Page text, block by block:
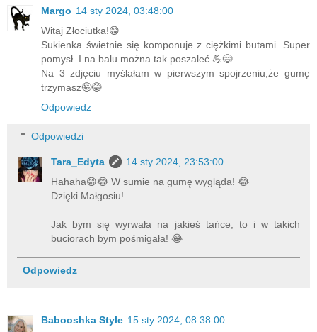
Margo 14 sty 2024, 03:48:00
Witaj Złociutka!😁
Sukienka świetnie się komponuje z ciężkimi butami. Super
pomysł. I na balu można tak poszaleć 💪😄
Na 3 zdjęciu myślałam w pierwszym spojrzeniu,że gumę
trzymasz🤪😂
Odpowiedz
Odpowiedzi
Tara_Edyta
14 sty 2024, 23:53:00
Hahaha😁😂 W sumie na gumę wygląda! 😂
Dzięki Małgosiu!
Jak bym się wyrwała na jakieś tańce, to i w takich
buciorach bym pośmigała! 😂
Odpowiedz
Babooshka Style 15 sty 2024, 08:38:00